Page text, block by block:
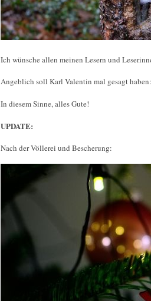
Ich wünsche allen meinen Lesern und
Angeblich soll Karl Valentin mal gesagt
In diesem Sinne, alles Gute!
UPDATE:
Nach der Völlerei und Bescherung: